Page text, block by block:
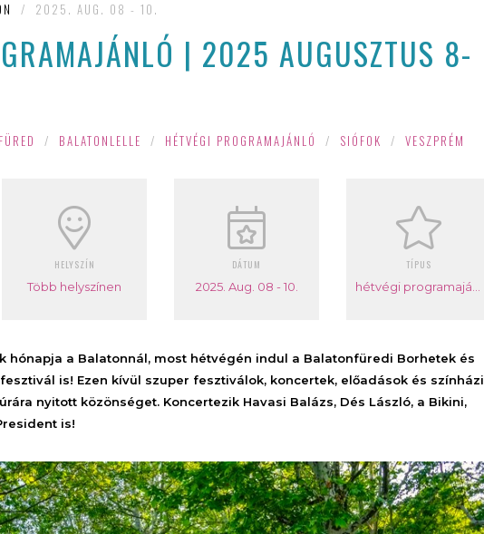
/ 2025. AUG. 08 - 10.
| 2025 AUGUSZTUS 8-
/ BALATONLELLE / HÉTVÉGI PROGRAMAJÁNLÓ / SIÓFOK / VESZPRÉM
HELYSZÍN
Több helyszínen
DÁTUM
2025. Aug. 08 - 10.
TÍPUS
hónapja a Balatonnál, most hétvégén indul a Balatonfüredi Borhetek és
is! Ezen kívül szuper fesztiválok, koncertek, előadások és színházi
nyitott közönséget. Koncertezik Havasi Balázs, Dés László, a Bikini,
is!